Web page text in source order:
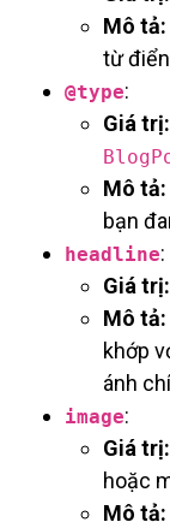
Mô tả:
từ
@type:
Giá trị:
Mô tả:
bạn
headline:
Giá trị:
Mô tả:
khớp
ánh
image:
Giá trị:
hoặc
Mô tả: